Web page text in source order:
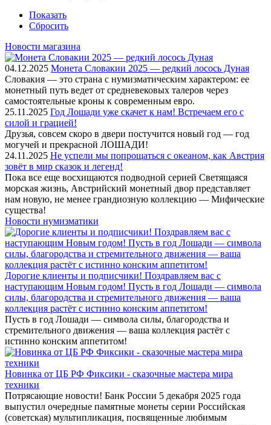
Показать
Сбросить
Новости магазина
04.12.2025 Монета Словакии 2025 — редкий лосось Дуная
Словакия — это страна с нумизматическим характером: ее
монетный путь ведет от средневековых талеров через
самостоятельные кроны к современным евро.
25.11.2025 Год Лошади уже скачет к нам! Встречаем его с
силой и грацией!
Друзья, совсем скоро в двери постучится новый год — год
могучей и прекрасной ЛОШАДИ!
24.11.2025 Не успели мы попрощаться с океаном, как Австрия
зовёт в мир сказок и легенд!
Пока все еще восхищаются подводной серией Светящаяся
морская жизнь, Австрийский монетный двор представляет
нам новую, не менее грандиозную коллекцию — Мифические
существа!
Новости нумизматики
Дорогие клиенты и подписчики! Поздравляем вас с
наступающим Новым годом! Пусть в год Лошади — символа
силы, благородства и стремительного движения — ваша
коллекция растёт с истинно конским аппетитом!
Пусть в год Лошади — символа силы, благородства и
стремительного движения — ваша коллекция растёт с
истинно конским аппетитом!
Новинка от ЦБ РФ Фиксики - сказочные мастера мира
техники
Потрясающие новости! Банк России 5 декабря 2025 года
выпустил очередные памятные монеты серии Российская
(советская) мультипликация, посвященные любимым